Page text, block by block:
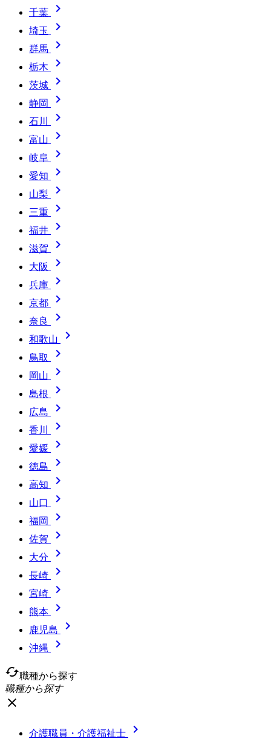
千葉 
埼玉 
群馬 
栃木 
茨城 
静岡 
石川 
富山 
岐阜 
愛知 
山梨 
三重 
福井 
滋賀 
大阪 
兵庫 
京都 
奈良 
和歌山 
鳥取 
岡山 
島根 
広島 
香川 
愛媛 
徳島 
高知 
山口 
福岡 
佐賀 
大分 
長崎 
宮崎 
熊本 
鹿児島 
沖縄

cached職種から探す
職種から探す
close
介護職員・介護福祉士 